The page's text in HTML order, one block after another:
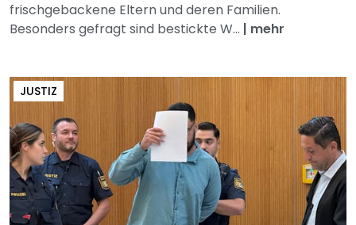
frischgebackene Eltern und deren Familien.
Besonders gefragt sind bestickte W... | mehr
JUSTIZ